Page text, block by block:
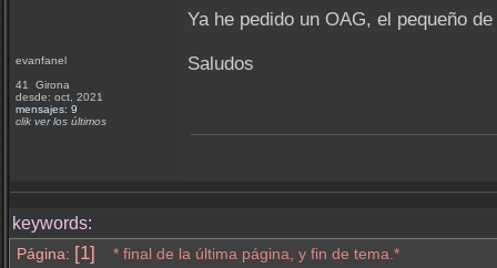
evanfanel
41 Girona
desde: oct, 2021
mensajes: 9
clik ver los últimos
Ya he pedido un OAG, el pequeño
Saludos
keywords:
Página: [1] * final de la última página, y fin de tema.*